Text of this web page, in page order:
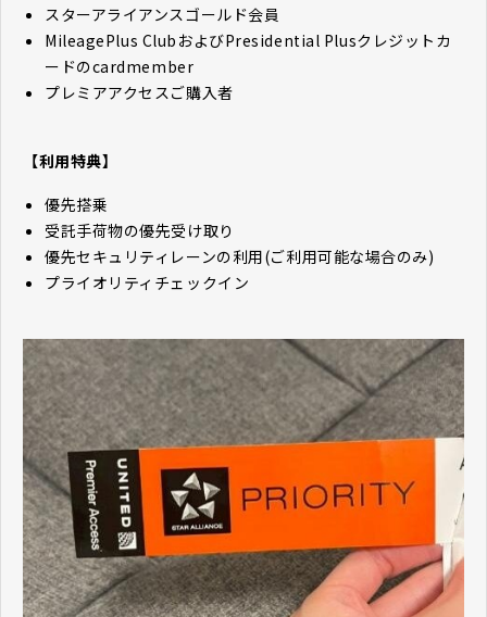
スターアライアンスゴールド会員
MileagePlus ClubおよびPresidential Plusクレジットカ
ードのcardmember
プレミアアクセスご購入者
【利用特典】
優先搭乗
受託手荷物の優先受け取り
優先セキュリティレーンの利用(ご利用可能な場合のみ)
プライオリティチェックイン